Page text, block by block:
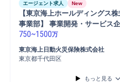
エージェント求人 New
【東京海上ホールディングス
事業部】 事業開発・サービス
750~1500万
東京海上日動火災保険株式会社
東京都千代田区
もっと見る